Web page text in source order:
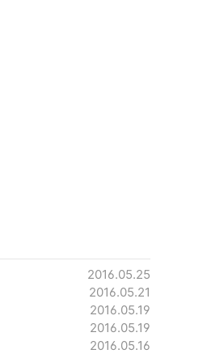
2016.05.25
2016.05.21
2016.05.19
2016.05.19
2016.05.16